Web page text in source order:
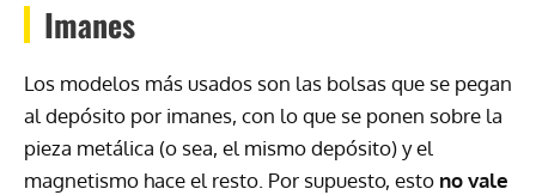
Imanes
Los modelos más usados son las bolsas que se pegan
al depósito por imanes, con lo que se ponen sobre la
pieza metálica (o sea, el mismo depósito) y el
magnetismo hace el resto. Por supuesto, esto no vale